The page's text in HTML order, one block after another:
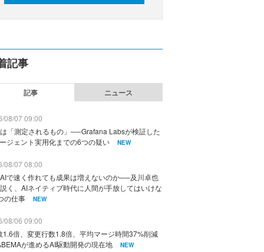
記事
記事 ニュース
08/07 09:00
「測定されるもの」──Grafana Labsが検証した
ジェント実用化までの6つの疑い
NEW
08/07 08:00
で速く作れても成果は増えないのか──及川卓也
く、AIネイティブ時代に人間が手放してはいけな
の仕事
NEW
08/06 09:00
1.6倍、変更行数1.8倍、平均マージ時間37%削減
が進めるAI駆動開発の現在地
NEW